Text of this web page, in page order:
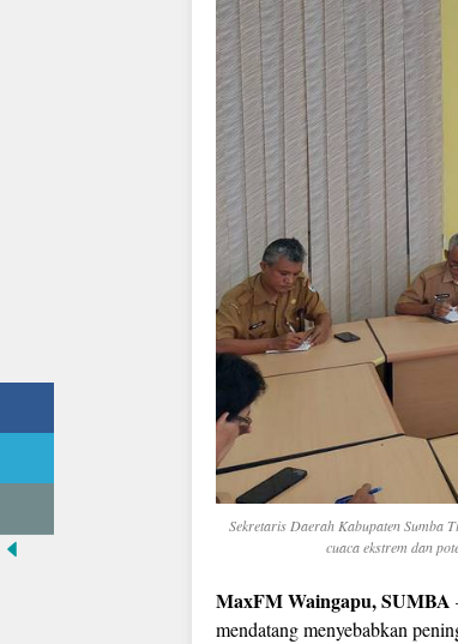
Sekretaris Daerah Kabupaten Sumba
cuaca ekstrem dan
MaxFM Waingapu, SUMBA
mendatang menyebabkan